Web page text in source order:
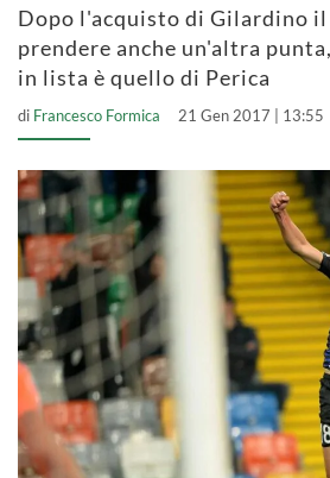
Dopo l'acquisto di Gilardino il
prendere anche un'altra
in lista è quello di Perica
di Francesco Formica 21 Gen 2017 | 13:55